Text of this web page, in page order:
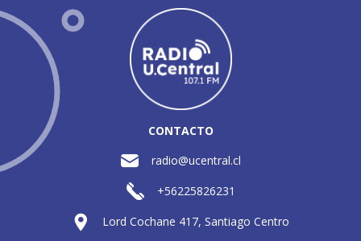
CONTACTO
radio@ucentral.cl
+56225826231
Lord Cochane 417, Santiago Centro